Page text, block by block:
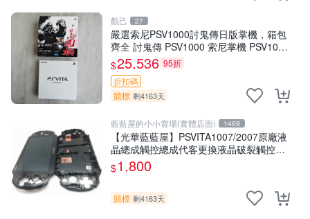
觀己 27
嚴選索尼PSV1000討鬼傳日版掌機，箱包
齊全 討鬼傳 PSV1000 索尼掌機 PSV1000
討鬼傳 日版 討鬼傳 限定版 PSV1000
$25,536 95折
折扣碼
競標 剩4163天
藍藍屋的小小賣場(實體店面) 1469
【光華藍藍屋】PSVITA1007/2007原廠液
晶總成觸控總成代客更換液晶破裂觸控不
良不能顯示通通幫您修到好~
$1,800
競標 剩4163天